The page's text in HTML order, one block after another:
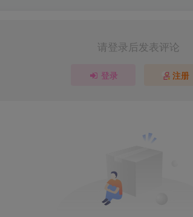
请登录后发表评论
登录 注册